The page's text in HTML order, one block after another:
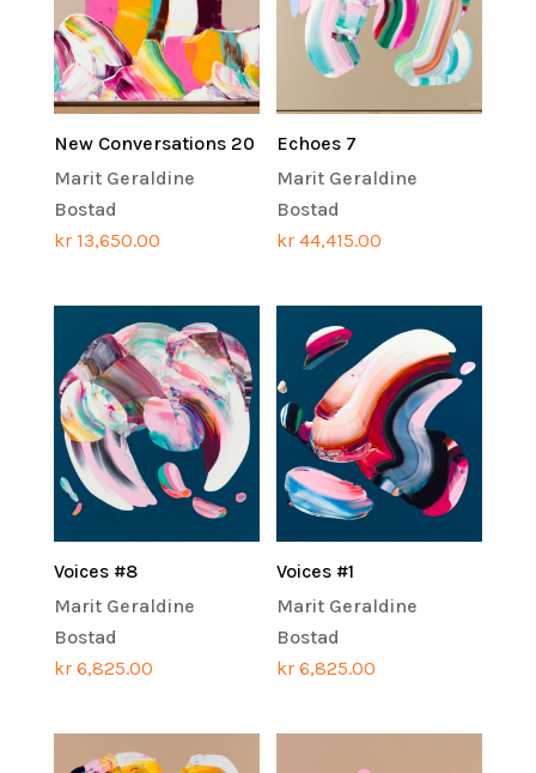
New Conversations 20
Marit Geraldine
Bostad
kr13,650.00
Echoes 7
Marit Geraldine
Bostad
kr 44,415.00
Voices #8
Marit Geraldine
Bostad
kr6,825.00
Voices #1
Marit Geraldine
Bostad
kr 6,825.00